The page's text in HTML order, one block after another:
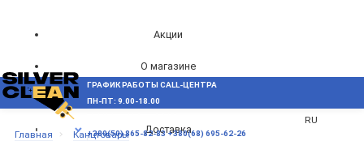
Акции
О магазине
Блог
Доставка
RU
МЕНЮ
ГРАФИК РАБОТЫ CALL-ЦЕНТРА
ПН-ПТ: 9.00-18.00
+380(50) 865-82-83 +380(68) 695-62-26
Главная
Канцтовары